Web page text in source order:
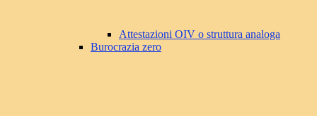
Attestazioni OIV o struttura analoga
Burocrazia zero